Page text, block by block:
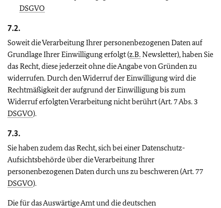
DSGVO
7.2.
Soweit die Verarbeitung Ihrer personenbezogenen Daten auf
Grundlage Ihrer Einwilligung erfolgt (z.B.Newsletter), haben Sie
das Recht, diese jederzeit ohne die Angabe von Gründen zu
widerrufen. Durch den Widerruf der Einwilligung wird die
Rechtmäßigkeit der aufgrund der Einwilligung bis zum
Widerruf erfolgten Verarbeitung nicht berührt (Art. 7 Abs. 3
DSGVO).
7.3.
Sie haben zudem das Recht, sich bei einer Datenschutz-
Aufsichtsbehörde über die Verarbeitung Ihrer
personenbezogenen Daten durch uns zu beschweren (Art. 77
DSGVO).
Die für das Auswärtige Amt und die deutschen